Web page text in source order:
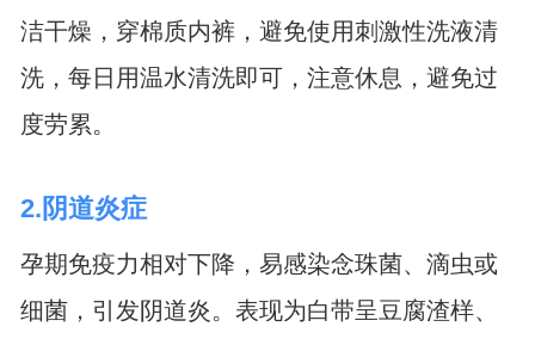
洁干燥，穿棉质内裤，避免使用刺激性洗液清
洗，每日用温水清洗即可，注意休息，避免过
度劳累。
2.阴道炎症
孕期免疫力相对下降，易感染念珠菌、滴虫或
细菌，引发阴道炎。表现为白带呈豆腐渣样、